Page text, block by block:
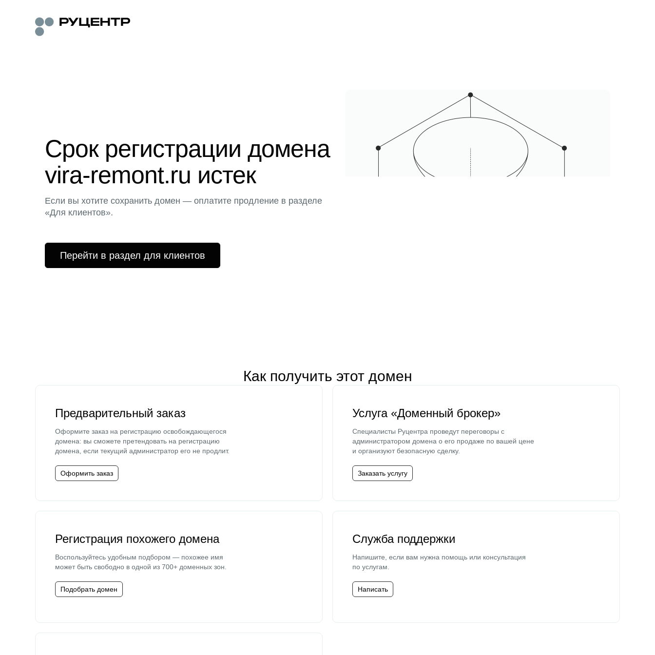
Срок регистрации домена
vira-remont.ru истек
Если вы хотите сохранить домен — оплатите продление в разделе
«Для клиентов».
Перейти в раздел для клиентов
Как получить этот домен
Предварительный заказ
Оформите заказ на регистрацию освобождающегося
домена: вы сможете претендовать на регистрацию
домена, если текущий администратор его не продлит.
Оформить заказ
Услуга «Доменный брокер»
Специалисты Руцентра проведут переговоры с
администратором домена о его продаже по вашей цене
и организуют безопасную сделку.
Заказать услугу
Регистрация похожего домена
Воспользуйтесь удобным подбором — похожее имя
может быть свободно в одной из 700+ доменных зон.
Подобрать домен
Служба поддержки
Напишите, если вам нужна помощь или консультация
по услугам.
Написать